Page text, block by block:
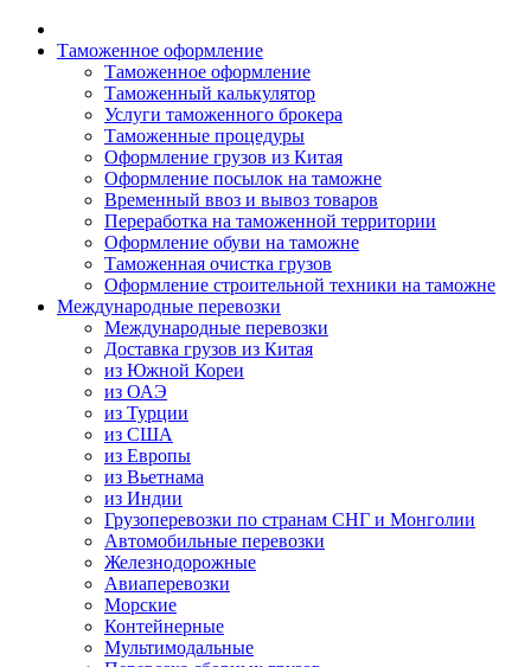
Таможенное оформление
Таможенное оформление
Таможенный калькулятор
Услуги таможенного брокера
Таможенные процедуры
Оформление грузов из Китая
Оформление посылок на таможне
Временный ввоз и вывоз товаров
Переработка на таможенной территории
Оформление обуви на таможне
Таможенная очистка грузов
Оформление строительной техники на таможне
Международные перевозки
Международные перевозки
Доставка грузов из Китая
из Южной Кореи
из ОАЭ
из Турции
из США
из Европы
из Вьетнама
из Индии
Грузоперевозки по странам СНГ и Монголии
Автомобильные перевозки
Железнодорожные
Авиаперевозки
Морские
Контейнерные
Мультимодальные